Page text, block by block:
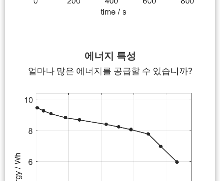
에너지 특성
얼마나 많은 에너지를 공급할 수 있습니까?